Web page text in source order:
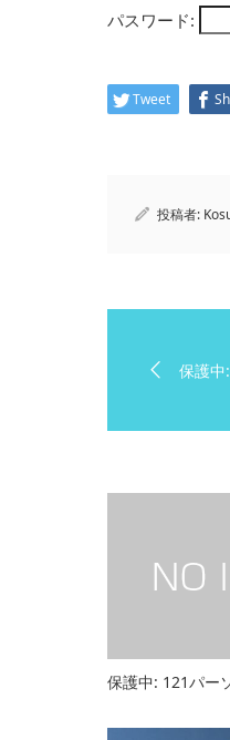
パスワード:
Tweet
投稿者:
保護中
保護中: 121パー